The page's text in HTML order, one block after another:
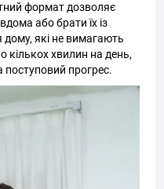
формат дозволяє
або брати їх із
дому, які не вимагають
кількох хвилин на день,
поступовий прогрес.